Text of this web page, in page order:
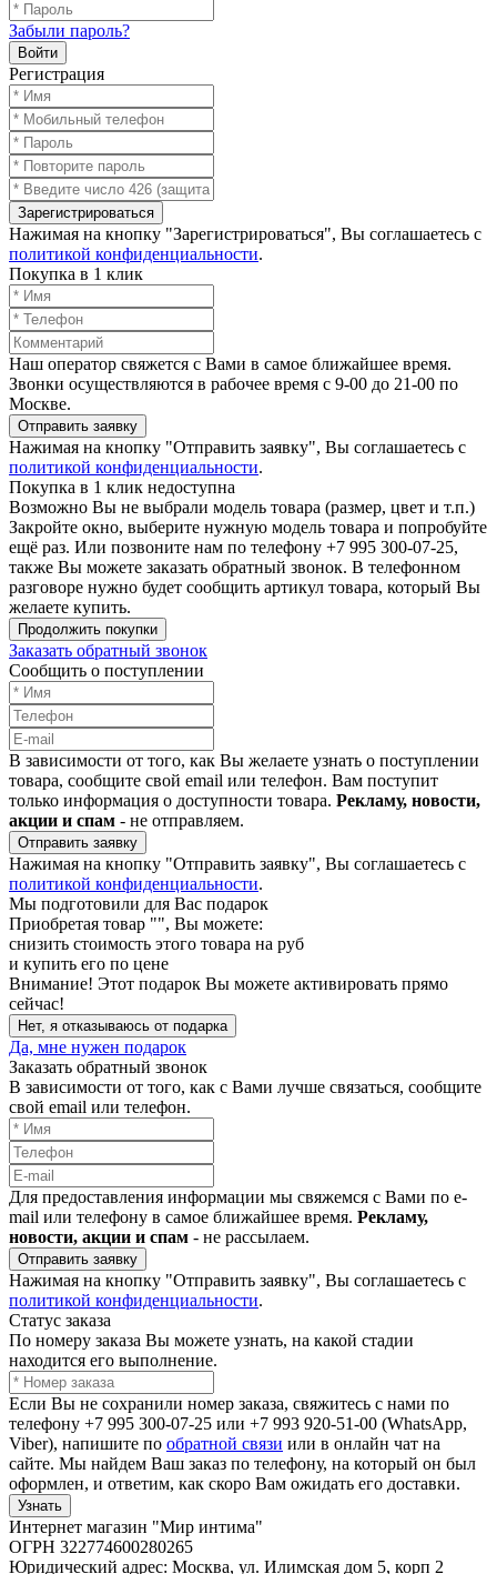
Забыли пароль?
Войти
Регистрация
Зарегистрироваться
Нажимая на кнопку "Зарегистрироваться", Вы соглашаетесь с
политикой конфиденциальности.
Покупка в 1 клик
Наш оператор свяжется с Вами в самое ближайшее время.
Звонки осуществляются в рабочее время с 9-00 до 21-00 по
Москве.
Отправить заявку
Нажимая на кнопку "Отправить заявку", Вы соглашаетесь с
политикой конфиденциальности.
Покупка в 1 клик недоступна
Возможно Вы не выбрали модель товара (размер, цвет и т.п.)
Закройте окно, выберите нужную модель товара и попробуйте
ещё раз. Или позвоните нам по телефону +7 995 300-07-25,
также Вы можете заказать обратный звонок. В телефонном
разговоре нужно будет сообщить артикул товара, который Вы
желаете купить.
Продолжить покупки
Заказать обратный звонок
Сообщить о поступлении
В зависимости от того, как Вы желаете узнать о поступлении
товара, сообщите свой email или телефон. Вам поступит
только информация о доступности товара. Рекламу, новости,
акции и спам - не отправляем.
Отправить заявку
Нажимая на кнопку "Отправить заявку", Вы соглашаетесь с
политикой конфиденциальности.
Мы подготовили для Вас подарок
Приобретая товар "", Вы можете:
снизить стоимость этого товара на руб
и купить его по цене
Внимание! Этот подарок Вы можете активировать прямо
сейчас!
Нет, я отказываюсь от подарка
Да, мне нужен подарок
Заказать обратный звонок
В зависимости от того, как с Вами лучше связаться, сообщите
свой email или телефон.
Для предоставления информации мы свяжемся с Вами по e-
mail или телефону в самое ближайшее время. Рекламу,
новости, акции и спам - не рассылаем.
Отправить заявку
Нажимая на кнопку "Отправить заявку", Вы соглашаетесь с
политикой конфиденциальности.
Статус заказа
По номеру заказа Вы можете узнать, на какой стадии
находится его выполнение.
Если Вы не сохранили номер заказа, свяжитесь с нами по
телефону +7 995 300-07-25 или +7 993 920-51-00 (WhatsApp,
Viber), напишите по обратной связи или в онлайн чат на
сайте. Мы найдем Ваш заказ по телефону, на который он был
оформлен, и ответим, как скоро Вам ожидать его доставки.
Узнать
Интернет магазин "Мир интима"
ОГРН 322774600280265
Юридический адрес: Москва, ул. Илимская дом 5, корп 2